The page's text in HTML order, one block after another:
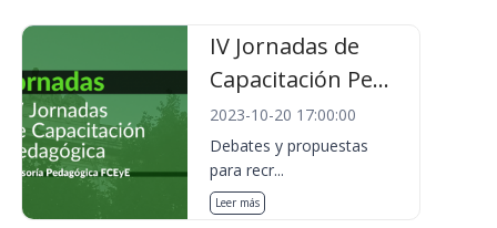
IV Jornadas de
Capacitación Pe...
2023-10-20 17:00:00
Debates y propuestas
para recr...
Leer más